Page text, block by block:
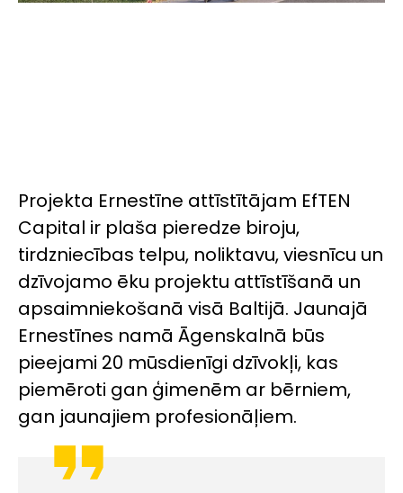
Projekta Ernestīne attīstītājam EfTEN
Capital ir plaša pieredze biroju,
tirdzniecības telpu, noliktavu, viesnīcu un
dzīvojamo ēku projektu attīstīšanā un
apsaimniekošanā visā Baltijā. Jaunajā
Ernestīnes namā Āgenskalnā būs
pieejami 20 mūsdienīgi dzīvokļi, kas
piemēroti gan ģimenēm ar bērniem,
gan jaunajiem profesionāļiem.